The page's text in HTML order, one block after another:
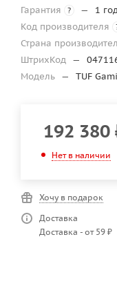
Гарантия
? —
1
Код производителя
Страна
ШтрихКод —
Модель — TUF
192 380
Нет в наличии
Хочу в подарок
Доставка
Доставка - от 59 ₽